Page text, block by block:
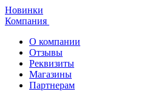
Новинки
Компания
О компании
Отзывы
Реквизиты
Магазины
Партнерам